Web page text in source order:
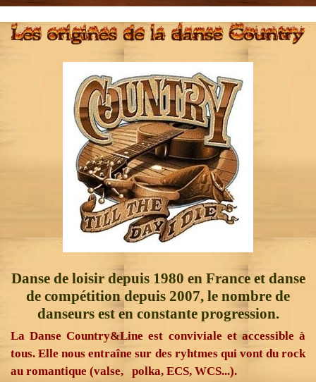
Danse de loisir depuis 1980 en France et danse
de compétition depuis 2007, le nombre de
danseurs est en constante progression.
La Danse Country&Line est conviviale et accessible à
tous. Elle nous entraîne sur des ryhtmes qui vont du rock
au romantique (valse, polka, ECS, WCS...).